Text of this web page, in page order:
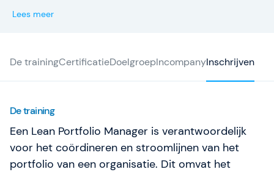
Lees meer
De trainingCertificatieDoelgroepIncompanyInschrijven
De training
Een Lean Portfolio Manager is verantwoordelijk
voor het coördineren en stroomlijnen van het
portfolio van een organisatie. Dit omvat het